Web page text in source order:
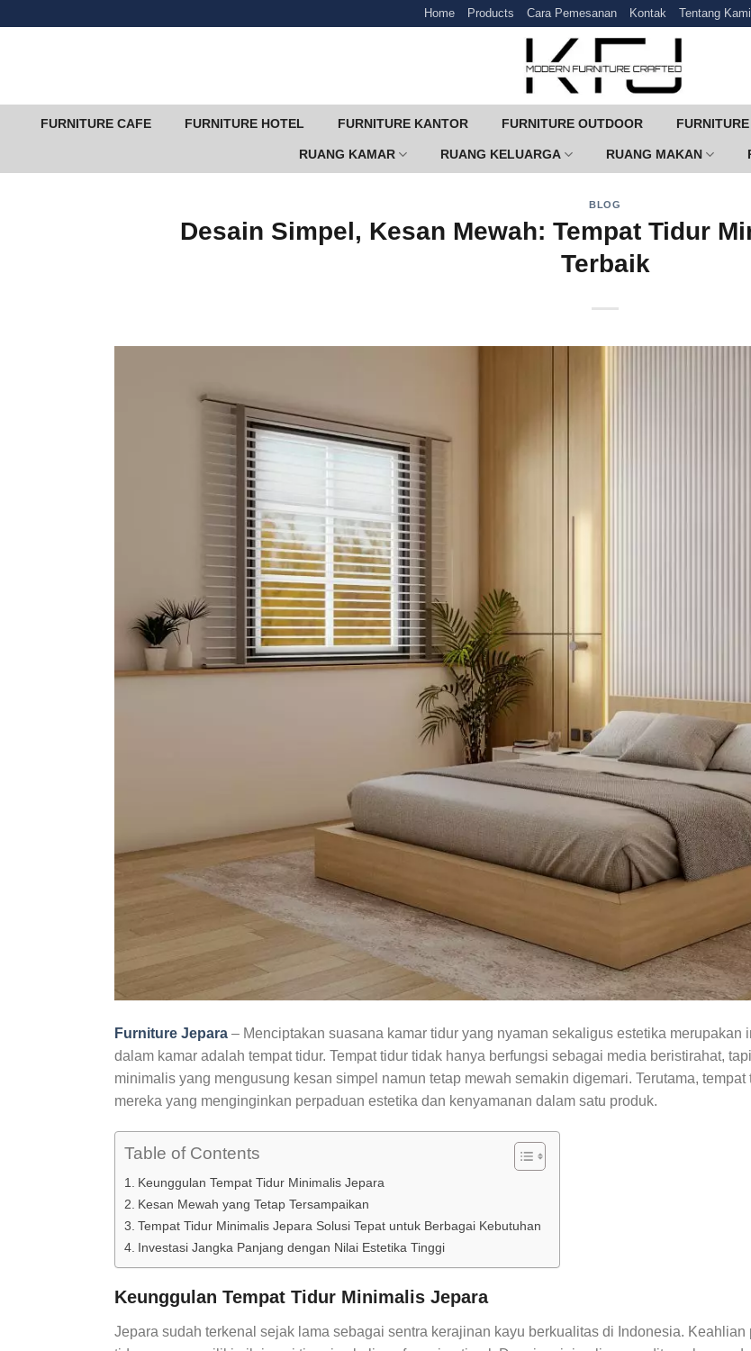
Home Products Cara Pemesanan Kontak Tentang Kami
FURNITURE CAFE FURNITURE HOTEL FURNITURE KANTOR FURNITURE OUTDOOR
RUANG KAMAR RUANG KELUARGA RUANG MAKAN
BLOG
Desain Simpel, Kesan Mewah: Tempat Tidur
Terbaik
Furniture Jepara – Menciptakan suasana kamar tidur yang nyaman sekaligus estetika
dalam kamar adalah tempat tidur. Tempat tidur tidak hanya berfungsi sebagai media beristirahat,
minimalis yang mengusung kesan simpel namun tetap mewah semakin digemari. Terutama,
mereka yang menginginkan perpaduan estetika dan kenyamanan dalam satu produk.
Table of Contents
Keunggulan Tempat Tidur Minimalis Jepara
Kesan Mewah yang Tetap Tersampaikan
Tempat Tidur Minimalis Jepara Solusi Tepat untuk Berbagai Kebutuhan
Investasi Jangka Panjang dengan Nilai Estetika Tinggi
Keunggulan Tempat Tidur Minimalis Jepara
Jepara sudah terkenal sejak lama sebagai sentra kerajinan kayu berkualitas di Indonesia.